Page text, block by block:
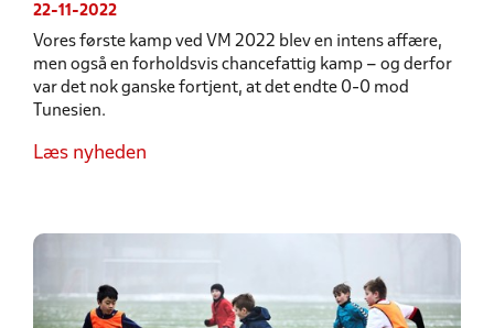
22-11-2022
Vores første kamp ved VM 2022 blev en intens affære,
men også en forholdsvis chancefattig kamp – og derfor
var det nok ganske fortjent, at det endte 0-0 mod
Tunesien.
Læs nyheden